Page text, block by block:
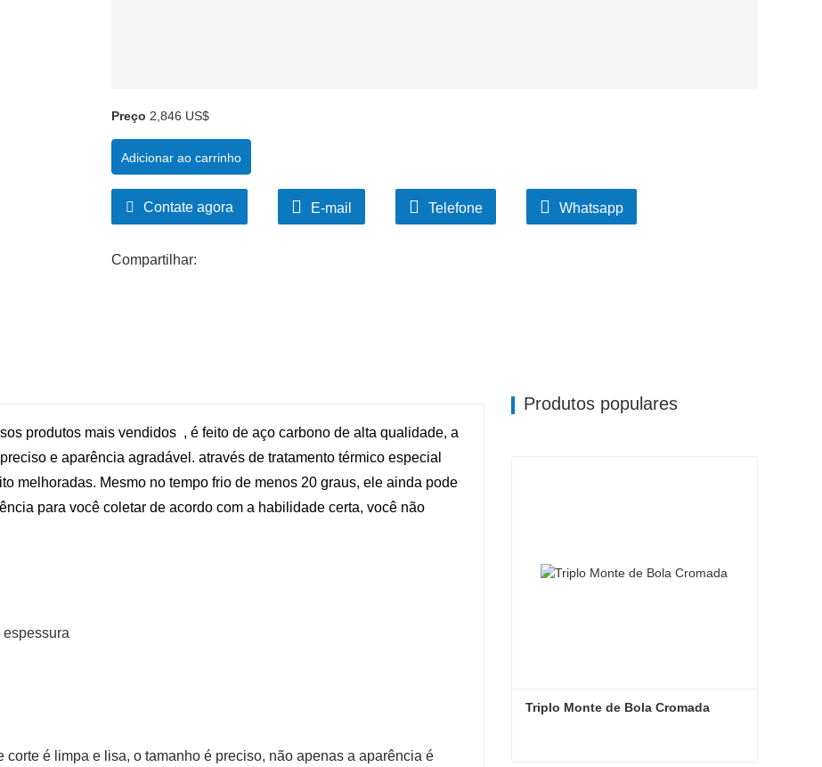
Preço 2,846 US$
Adicionar ao carrinho
Contate agora E-mail Telefone Whatsapp
Compartilhar:
produtos mais vendidos , é feito de aço carbono de alta qualidade, a
e aparência agradável. através de tratamento térmico especial
melhoradas. Mesmo no tempo frio de menos 20 graus, ele ainda pode
para você coletar de acordo com a habilidade certa, você não
espessura
é limpa e lisa, o tamanho é preciso, não apenas a aparência é
Produtos populares
Triplo Monte de Bola Cromada